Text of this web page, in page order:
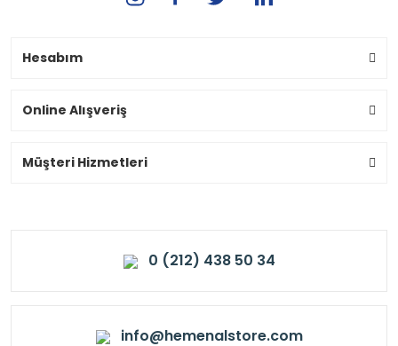
Hesabım
Online Alışveriş
Müşteri Hizmetleri
0 (212) 438 50 34
info@hemenalstore.com